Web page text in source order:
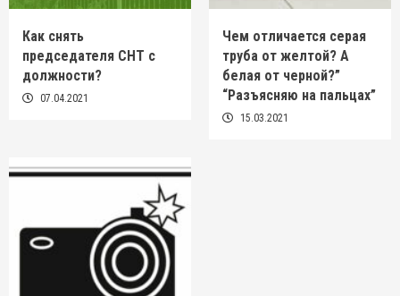
Как снять
председателя СНТ с
должности?
07.04.2021
Чем отличается серая
труба от желтой? А
белая от черной?”
“Разъясняю на пальцах”
15.03.2021